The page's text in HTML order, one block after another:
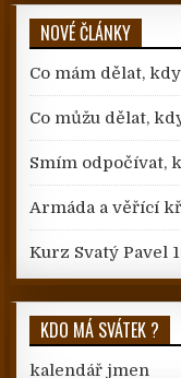
NOVÉ ČLÁNKY
Co mám dělat,
Co můžu dělat,
Smím odpočívat,
Armáda a věřící
Kurz Svatý Pavel
KDO MÁ SVÁTEK ?
kalendář jmen